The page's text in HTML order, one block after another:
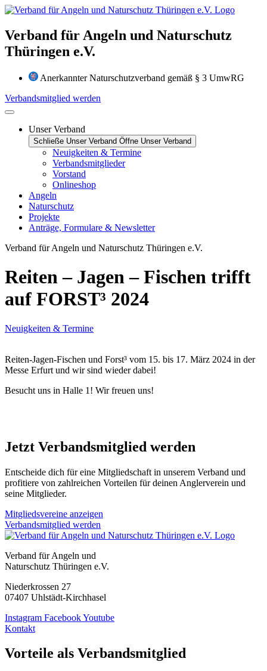
Zum
wechseln
Verband für Angeln und Naturschutz
Thüringen e.V.
Anerkannter Naturschutzverband gemäß § 3 UmwRG
Verbandsmitglied werden
Unser Verband
Schließe Unser Verband Öffne Unser Verband
Neuigkeiten & Termine
Verbandsmitglieder
Vorstand
Onlineshop
Angeln
Naturschutz
Projekte
Anträge, Formulare & Newsletter
Verband für Angeln und Naturschutz Thüringen e.V.
Reiten – Jagen – Fischen trifft
auf FORST³ 2024
Neuigkeiten & Termine
Reiten-Jagen-Fischen und Forst³ vom 15. bis 17. März 2024 in der
Messe Erfurt und wir sind wieder dabei!
Besucht uns in Halle 1! Wir freuen uns!
Jetzt Verbandsmitglied werden
Entscheide dich für eine Mitgliedschaft in unserem Verband und
profitiere von zahlreichen Vorteilen für deinen Anglerverein und
seine Mitglieder.
Mitgliedsvereine anzeigen
Verbandsmitglied werden
Verband für Angeln und
Naturschutz Thüringen e.V.
Niederkrossen 27
07407 Uhlstädt-Kirchhasel
Instagram FacebookYoutube
Kontakt
Vorteile als Verbandsmitglied